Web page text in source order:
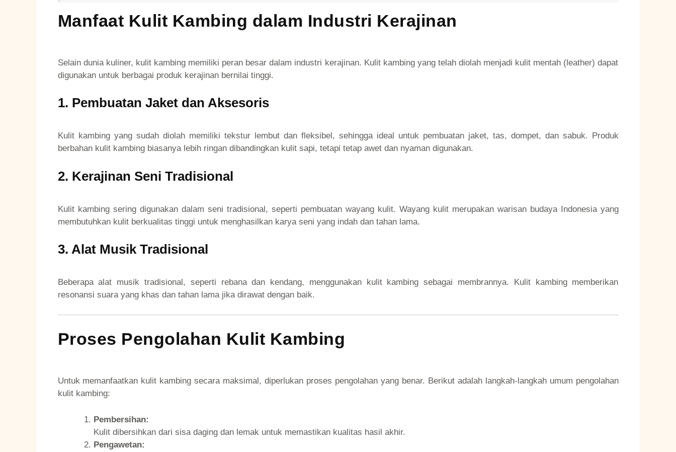
Manfaat Kulit Kambing dalam Industri Kerajinan
Selain dunia kuliner, kulit kambing memiliki peran besar dalam industri kerajinan. Kulit kambing yang telah diolah menjadi kulit mentah (leather) dapat
digunakan untuk berbagai produk kerajinan bernilai tinggi.
1. Pembuatan Jaket dan Aksesoris
Kulit kambing yang sudah diolah memiliki tekstur lembut dan fleksibel, sehingga ideal untuk pembuatan jaket, tas, dompet, dan sabuk. Produk
berbahan kulit kambing biasanya lebih ringan dibandingkan kulit sapi, tetapi tetap awet dan nyaman digunakan.
2. Kerajinan Seni Tradisional
Kulit kambing sering digunakan dalam seni tradisional, seperti pembuatan wayang kulit. Wayang kulit merupakan warisan budaya Indonesia yang
membutuhkan kulit berkualitas tinggi untuk menghasilkan karya seni yang indah dan tahan lama.
3. Alat Musik Tradisional
Beberapa alat musik tradisional, seperti rebana dan kendang, menggunakan kulit kambing sebagai membrannya. Kulit kambing memberikan
resonansi suara yang khas dan tahan lama jika dirawat dengan baik.
Proses Pengolahan Kulit Kambing
Untuk memanfaatkan kulit kambing secara maksimal, diperlukan proses pengolahan yang benar. Berikut adalah langkah-langkah umum pengolahan
kulit kambing:
Pembersihan:
Kulit dibersihkan dari sisa daging dan lemak untuk memastikan kualitas hasil akhir.
Pengawetan: